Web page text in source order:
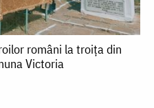
români la troița din
Victoria